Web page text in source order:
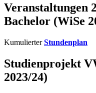
Veranstaltungen
Bachelor (WiSe
KumulierterStundenplan
Studienprojekt
2023/24)